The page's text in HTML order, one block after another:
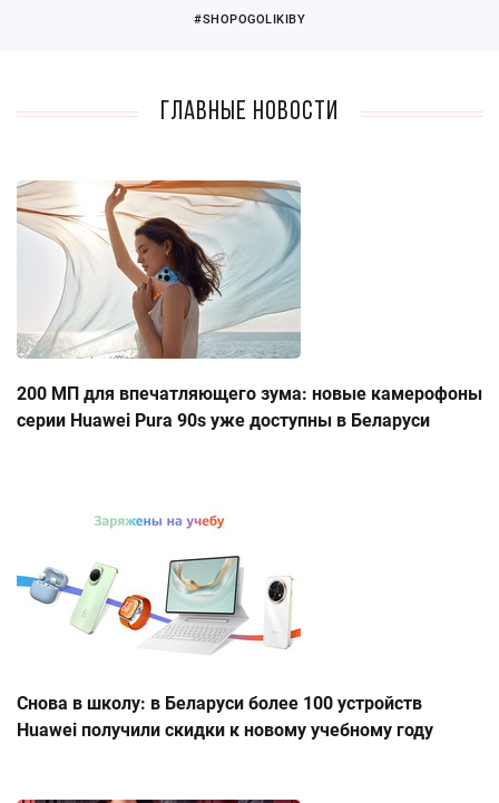
#SHOPOGOLIKIBY
Главные новости
200 МП для впечатляющего зума: новые камерофоны
серии Huawei Pura 90s уже доступны в Беларуси
Снова в школу: в Беларуси более 100 устройств
Huawei получили скидки к новому учебному году